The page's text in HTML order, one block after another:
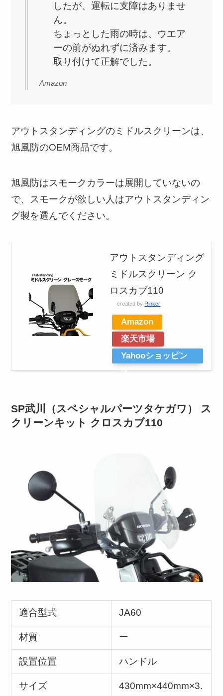
したが、運転に支障はありませ
ん。
ちょっとした雨の時は、ウエア
ーの前がぬれずに済みます。
取り付けて正解でした。
Amazon
アウトスタンディングのミドルスクリーンは、
旭風防のOEM商品です。
旭風防はスモークカラーは展開していないの
で、スモークが欲しい人はアウトスタンディン
グ製を選んでください。
アウトスタンディング
ミドルスクリーン ク
ロスカブ110
created by Rinker
Amazon
楽天市場
Yahooショッピン
グ
SP武川（スペシャルパーツタケガワ） ス
クリーンキット クロスカブ110
適合型式 JA60
材質 ー
設置位置 ハンドル
サイズ
430mm×440mm×3.